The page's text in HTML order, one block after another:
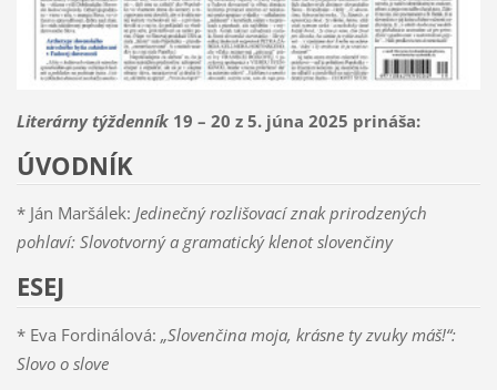
Literárny týždenník19 – 20 z 5. júna 2025 prináša:
ÚVODNÍK
* Ján Maršálek: Jedinečný rozlišovací znak prirodzených
pohlaví: Slovotvorný a gramatický klenot slovenčiny
ESEJ
* Eva Fordinálová: „Slovenčina moja, krásne ty zvuky máš!“:
Slovo o slove